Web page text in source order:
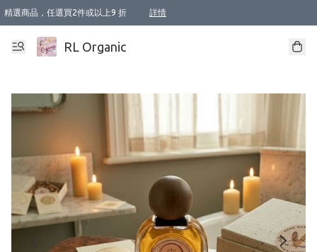
精選商品，任選買2件或以上9 折 詳情
XI周年優惠【新品自由選2件88折/3件85折】
XI周年優惠【Chakra 脈輪平衡自由選2件9折/3件85折/5件8折】
Florame 肌底自由選 2支9折 3支85折
XI周年優惠【蟲蟲退散 · 防衛結界﹞系列2件9折】
Sunki 任選2件95折
BIOFFICINA TOSCANA 任選2支9折 3支85折
Lamav 任選1件9折 2件85折
Mukti Organics 指定產品任選1件9折, 2件88折 3件85折
Intelligent Nutrients Skincare 任選2件9折
deodorant 任選2件88折
化妝品 任選2件95折
XI周年優惠【身心靈單品 任選2件9折/3件85折/5件8折】
XI周年優惠 【精油/香水 任選2件9折/3件85折/5件8折】
XI周年優惠【「關節到肌膚」全效養護 BODY OIL 組2件88折/3件85折】
XI周年優惠【夏日有機物理防曬套裝2件88折】
XI周年優惠【夏日潔面隨意選2件88折/3件85折】
XI周年優惠【逆齡奇蹟抗氧 11 自由選2件88折/3件85折/4件或以上8折】
新會員首次購物即享全單 95 折優惠！
成為VIP / VVIP 可享有生日月現金扣減獎賞優惠 !! 記得去賬户資料填上生日日期啦 !
選用順豐速運，滿$500 免運費
本地速遞 京東 送住宅/ 工商地址 $400 免運費
澳門訂單選用順豐速運，滿$800 免運費
RL Organic